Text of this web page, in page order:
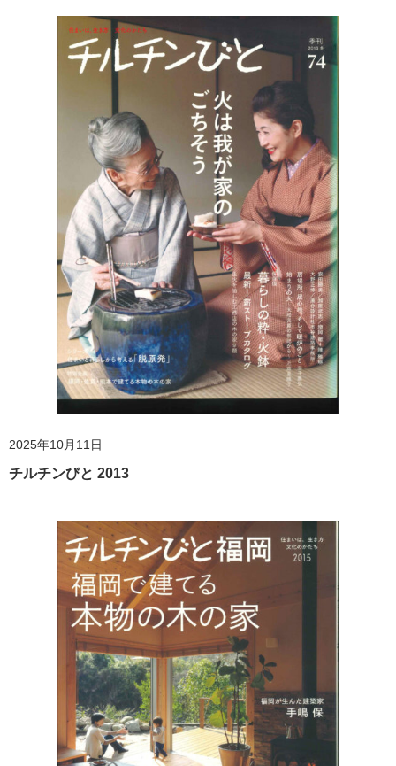
2025年10月11日
チルチンびと 2013